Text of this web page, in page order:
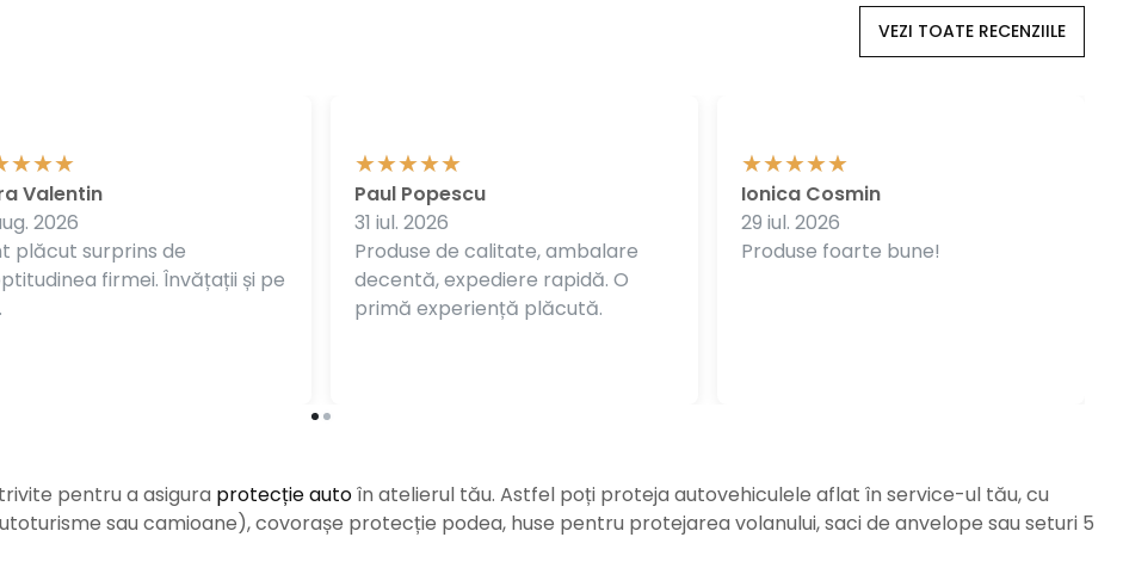
VEZI TOATE RECENZIILE
plăcut surprins de
firmei. Învățații și pe
Valentin
2026
Produse de calitate, ambalare
decentă, expediere rapidă. O
primă experiență plăcută.
Paul Popescu
31 iul. 2026
Produse foarte bune!
Ionica Cosmin
29 iul. 2026
pentru a asigura protecție autoîn atelierul tău. Astfel poți proteja autovehiculele aflat în service-ul tău, cu
sau camioane), covorașe protecție podea, huse pentru protejarea volanului, saci de anvelope sau seturi 5